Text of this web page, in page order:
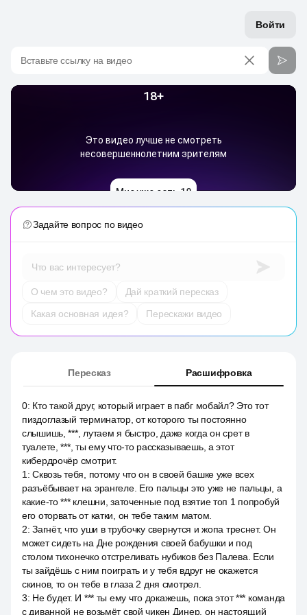
Войти
Вставьте ссылку на видео
Задайте вопрос по видео
Что вас интересует?
О чем это видео?
Дай краткий пересказ
Какая основная идея?
Перескажи видео
Пересказ Расшифровка
0: Кто такой друг, который играет в пабг мобайл? Это тот
пиздоглазый терминатор, от которого ты постоянно
слышишь, ***, лутаем я быстро, даже когда он срет в
туалете, ***, ты ему что-то рассказываешь, а этот
кибердрочёр смотрит.
1 :Сквозь тебя, потому что он в своей башке уже всех
разъёбывает на эрангеле. Его пальцы это уже не пальцы, а
какие-то *** клешни, заточенные под взятие топ 1 попробуй
его оторвать от катки, он тебе таким матом.
2:Загнёт, что уши в трубочку свернутся и жопа треснет. Он
может сидеть на Дне рождения своей бабушки и под
столом тихонечко отстреливать нубиков без Палева. Если
ты зайдёшь с ним поиграть и у тебя вдруг не окажется
скинов, то он тебе в глаза 2 дня смотрел.
3: Не будет. И *** ты ему что докажешь, пока этот *** команда
с диванной не возьмёт свой чикен Динер, он настоящий